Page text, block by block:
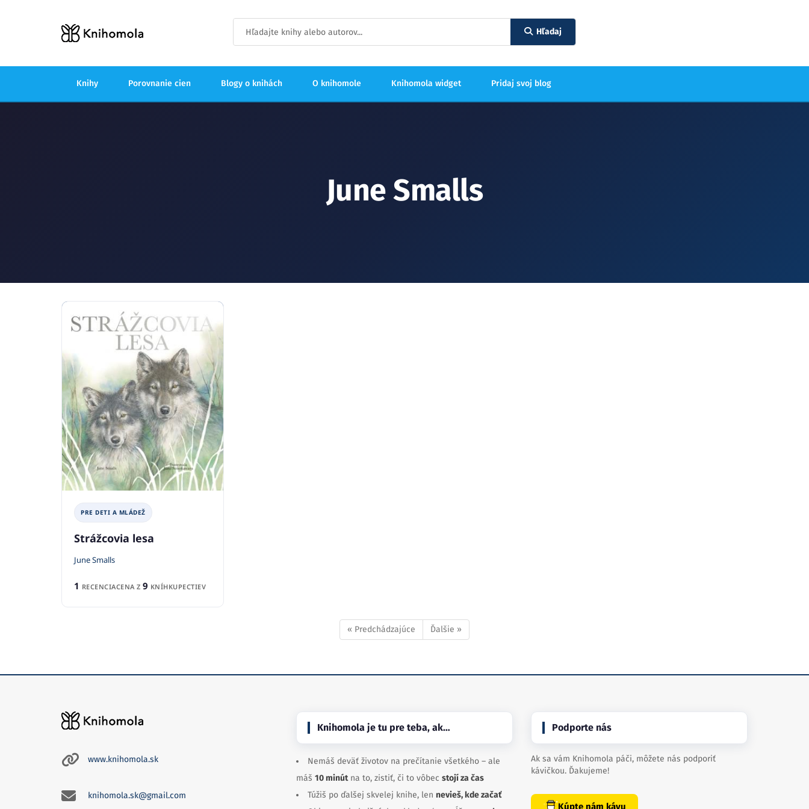
Hľadaj
Knihy Porovnanie cien Blogy o knihách O knihomole Knihomola widget Pridaj svoj blog
June Smalls
PRE DETI A MLÁDEŽ
Strážcovia lesa
June Smalls
1 RECENCIACENA Z 9 KNÍHKUPECTIEV
« Predchádzajúce Ďalšie »
www.knihomola.sk
knihomola.sk@gmail.com
Knihomola je tu pre teba, ak…
Nemáš deväť životov na prečítanie všetkého – ale
máš 10 minútna to, zistiť, či to vôbec stojí za čas
Túžiš po ďalšej skvelej knihe, len nevieš, kde začať
Podporte nás
Ak sa vám Knihomola páči, môžete nás podporiť
kávičkou. Ďakujeme!
Kúpte nám kávu